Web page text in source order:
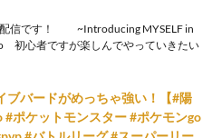
配信です！ ~Introducing MYSELF in
初心者ですが楽しんでやっていきたい
ブバードがめっちゃ強い！【#陽
#ポケットモンスター #ポケモンgo